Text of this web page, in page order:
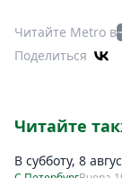
Читайте Metro в
Поделиться
Читайте
В субботу, 8